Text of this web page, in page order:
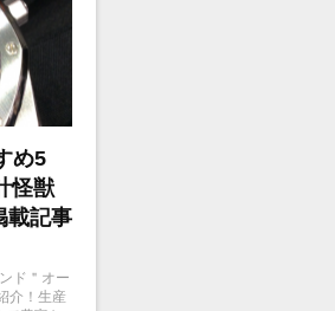
め5
怪獣
載記事
ド＂オー
介！生産